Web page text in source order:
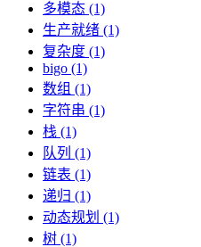
多模态 (1)
生产就绪 (1)
复杂度 (1)
bigo (1)
数组 (1)
字符串 (1)
栈 (1)
队列 (1)
链表 (1)
递归 (1)
动态规划 (1)
树 (1)